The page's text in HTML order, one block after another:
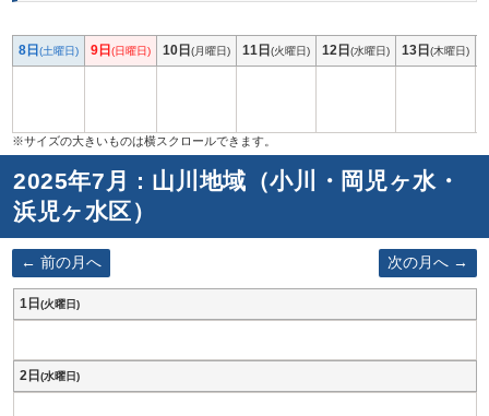
8日(土曜日) 9日(日曜日) 10日(月曜日) 11日(火曜日) 12日(水曜日) 13日(木曜日)
2025年7月 : 山川地域（小川・岡児ヶ水・
浜児ヶ水区）
前の月へ 次の月へ
1日 (火曜日)
2日 (水曜日)